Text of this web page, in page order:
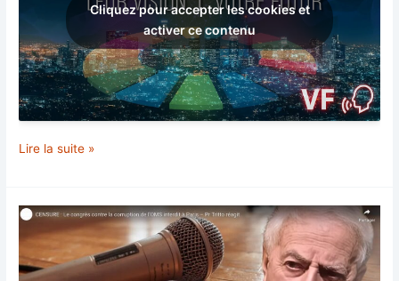
Cliquez pour accepter les cookies et
activer ce contenu
L’Agenda
Vision
Votre
Futur
Lire la suite »